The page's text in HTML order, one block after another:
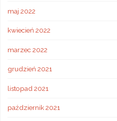
maj 2022
kwiecień 2022
marzec 2022
grudzień 2021
listopad 2021
październik 2021